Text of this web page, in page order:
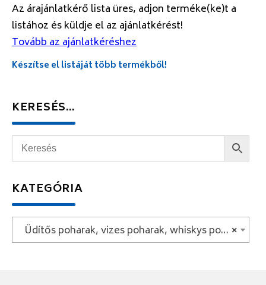
Az árajánlatkérő lista üres, adjon terméke(ke)t a
listához és küldje el az ajánlatkérést!
Tovább az ajánlatkéréshez
Készítse el listáját több termékből!
KERESÉS…
KATEGÓRIA
×
Üdítős poharak, vizes poharak, whiskys poharak